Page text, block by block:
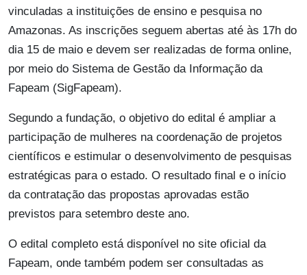
vinculadas a instituições de ensino e pesquisa no
Amazonas. As inscrições seguem abertas até às 17h do
dia 15 de maio e devem ser realizadas de forma online,
por meio do Sistema de Gestão da Informação da
Fapeam (SigFapeam).
Segundo a fundação, o objetivo do edital é ampliar a
participação de mulheres na coordenação de projetos
científicos e estimular o desenvolvimento de pesquisas
estratégicas para o estado. O resultado final e o início
da contratação das propostas aprovadas estão
previstos para setembro deste ano.
O edital completo está disponível no site oficial da
Fapeam, onde também podem ser consultadas as